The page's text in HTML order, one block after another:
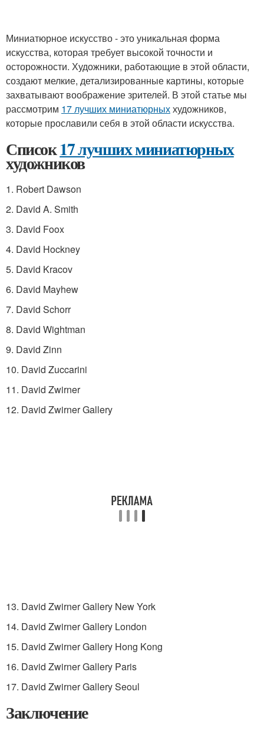
Миниатюрное искусство - это уникальная форма
искусства, которая требует высокой точности и
осторожности. Художники, работающие в этой области,
создают мелкие, детализированные картины, которые
захватывают воображение зрителей. В этой статье мы
рассмотрим 17 лучших миниатюрныххудожников,
которые прославили себя в этой области искусства.
Список17 лучших миниатюрных
художников
1. Robert Dawson
2. David A. Smith
3. David Foox
4. David Hockney
5. David Kracov
6. David Mayhew
7. David Schorr
8. David Wightman
9. David Zinn
10. David Zuccarini
11. David Zwirner
12. David Zwirner Gallery
13. David Zwirner Gallery New York
14. David Zwirner Gallery London
15. David Zwirner Gallery Hong Kong
16. David Zwirner Gallery Paris
17. David Zwirner Gallery Seoul
Заключение